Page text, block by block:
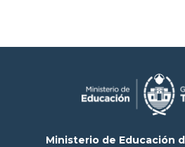
Ministerio de Educación